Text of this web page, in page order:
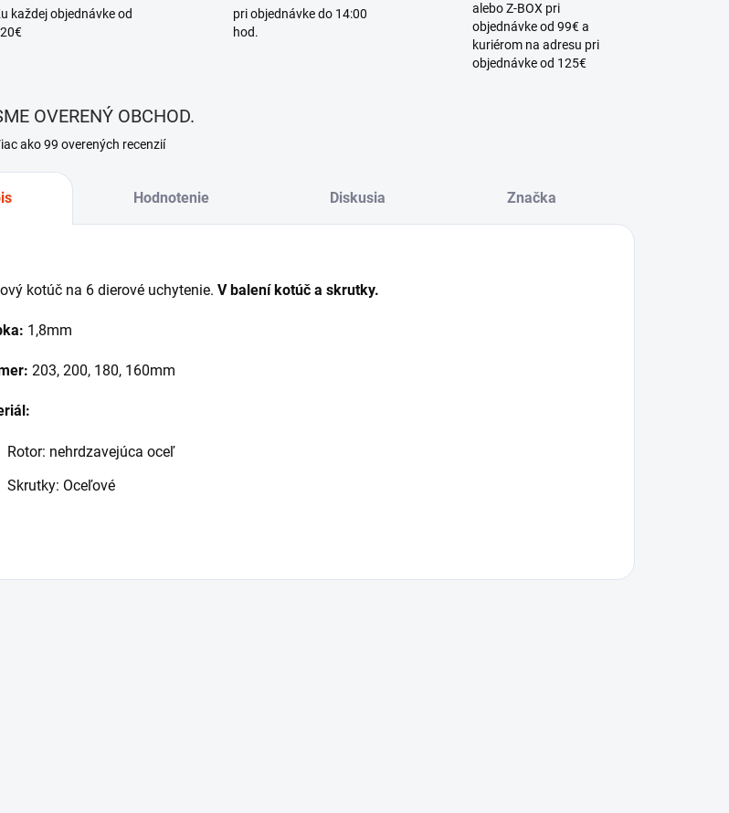
každej objednávke od
pri objednávke do 14:00
hod.
alebo Z-BOX pri
objednávke od 99€ a
kuriérom na adresu pri
objednávke od 125€
OVERENÝ OBCHOD.
ako 99 overených recenzií
Hodnotenie Diskusia Značka
kotúč na 6 dierové uchytenie. V balení kotúč a skrutky.
1,8mm
203, 200, 180, 160mm
Rotor: nehrdzavejúca oceľ
Skrutky: Oceľové